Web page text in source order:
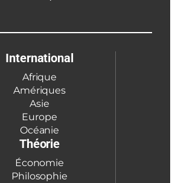
International
Afrique
Amériques
Asie
Europe
Océanie
Théorie
Économie
Philosophie